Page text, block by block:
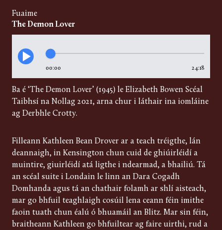
Fuaime
The Demon Lover
00:00 24:18
Ba é ‘The Demon Lover’ (1945) le Elizabeth Bowen Scéal
Taibhsí na Nollag 2021, arna chur i láthair ina iomláine
ag Derbhle Crotty.
Filleann Kathleen Bean Drover ar a teach tréigthe, lán
deannaigh, in Kensington chun cuid de ghiúirléidí a
muintire, giuirléidí atá ligthe i ndearmad, a bhailiú. Tá
an scéal suite i Londain le linn an Dara Cogadh
Domhanda agus tá an chathair folamh ar shlí aisteach,
mar go bhfuil teaghlaigh cosúil lena ceann féin imithe
faoin tuath chun éalú ó bhuamáil an Blitz. Mar sin féin,
braitheann Kathleen go bhfuiltear ag faire uirthi, rud a